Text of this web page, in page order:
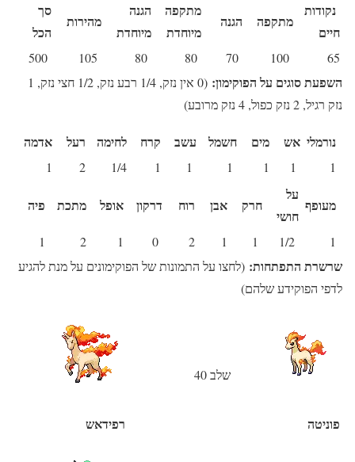
נקודות
חיים
מתקפה הגנה
מתקפה
מיוחדת
הגנה
מיוחדת
מהירות
סך
הכל
65
השפעת סוגים על הפוקימון:
(0 אין נזק, 1/4 רבע נזק, 1/2 חצי נזק, 1
נזק רגיל, 2 נזק כפול, 4 נזק מרובע)
נורמלי אש מים חשמל עשב קרח לחימה רעל אדמה
1
1
1/4
2
1
מעופף
על
חושי
חרק אבן רוח דרקון אופל מתכת פיה
1
2
1
2
1
שרשרת התפתחות: (לחצו על התמונות של הפוקימונים על מנת להגיע
לדפי הפוקידע שלהם)
שלב 40
פוניטה רפידאש